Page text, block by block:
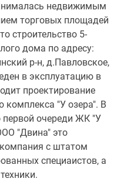
недвижимым
торговых площадей
строительство 5-
дома по адресу:
р-н, д.Павловское,
в эксплуатацию в
проектирование
комплекса "У озера". В
первой очереди ЖК "У
"Двина" это
с штатом
специаистов, а